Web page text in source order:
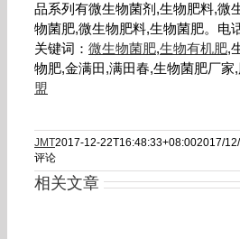
品系列有微生物菌剂,生物肥料,微
物菌肥,微生物肥料,生物菌肥。电
关键词： 微生物菌肥,生物有机肥,
物肥,金满田,满田春,生物菌肥厂家
盟
JMT2017-12-22T16:48:33+08:002017/
评论
相关文章